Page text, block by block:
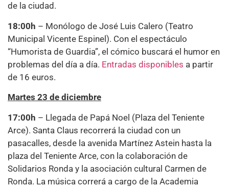
de la ciudad.
18:00h – Monólogo de José Luis Calero (Teatro
Municipal Vicente Espinel). Con el espectáculo
“Humorista de Guardia”, el cómico buscará el humor en
problemas del día a día. Entradas disponibles a partir
de 16 euros.
Martes 23 de diciembre
17:00h – Llegada de Papá Noel (Plaza del Teniente
Arce). Santa Claus recorrerá la ciudad con un
pasacalles, desde la avenida Martínez Astein hasta la
plaza del Teniente Arce, con la colaboración de
Solidarios Ronda y la asociación cultural Carmen de
Ronda. La música correrá a cargo de la Academia